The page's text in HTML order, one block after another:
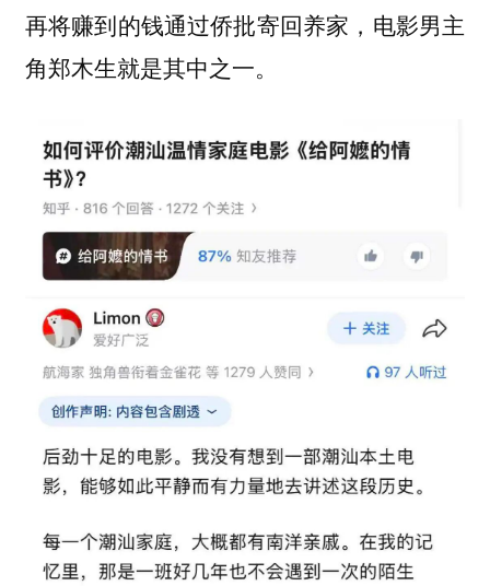
再将赚到的钱通过侨批寄回养家，电影男主
角郑木生就是其中之一。